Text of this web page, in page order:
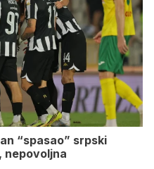
“spasao” srpski
nepovoljna